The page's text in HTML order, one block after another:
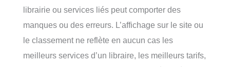
librairie ou services liés peut comporter des
manques ou des erreurs. L’affichage sur le site ou
le classement ne reflète en aucun cas les
meilleurs services d’un libraire, les meilleurs tarifs,